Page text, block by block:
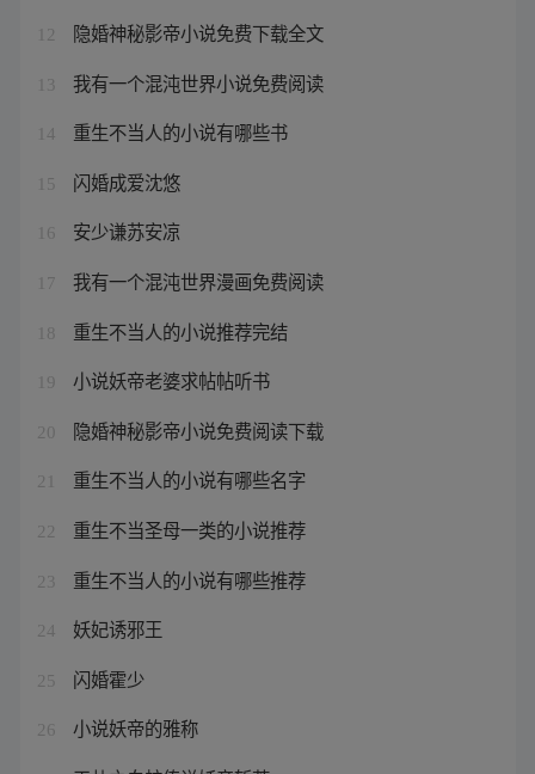
12 隐婚神秘影帝小说免费下载全文
13 我有一个混沌世界小说免费阅读
14 重生不当人的小说有哪些书
15 闪婚成爱沈悠
16 安少谦苏安凉
17 我有一个混沌世界漫画免费阅读
18 重生不当人的小说推荐完结
19 小说妖帝老婆求帖帖听书
20 隐婚神秘影帝小说免费阅读下载
21 重生不当人的小说有哪些名字
22 重生不当圣母一类的小说推荐
23 重生不当人的小说有哪些推荐
24 妖妃诱邪王
25 闪婚霍少
26 小说妖帝的雅称